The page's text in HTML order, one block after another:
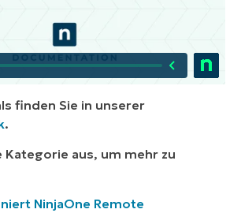
finden Sie in unserer
.
Kategorie aus, um mehr zu
NinjaOne Remote